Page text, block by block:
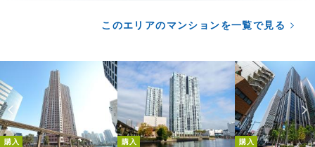
このエリアのマンションを一覧で見る
購入 購入 購入